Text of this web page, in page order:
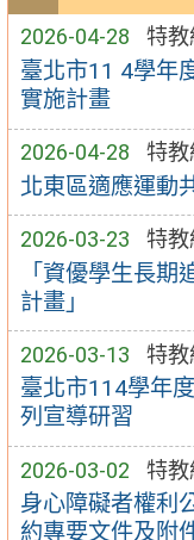
2026-04-28 特教
臺北市11 4學年
實施計畫
2026-04-28 特教
北東區適應運動
2026-03-23 特教
「資優學生長
計畫」
2026-03-13 特教
臺北市114學年
列宣導研習
2026-03-02 特教
身心障礙者權利
約專要文件及附